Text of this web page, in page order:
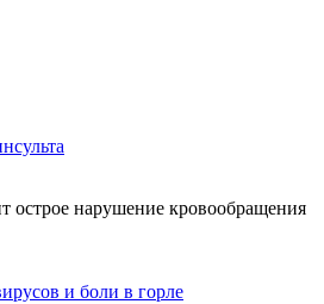
острое нарушение кровообращения
и боли в горле